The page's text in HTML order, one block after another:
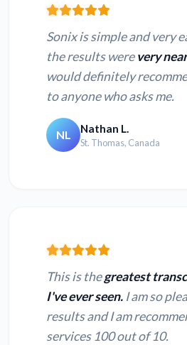
Sonix is simple and very
the results werevery
would definitely
to anyone who asks me.
NL Nathan L.
St. Thomas, Canada
This is thegreatest
I've ever seen. I am so
results and I am
services 100 out of 10.